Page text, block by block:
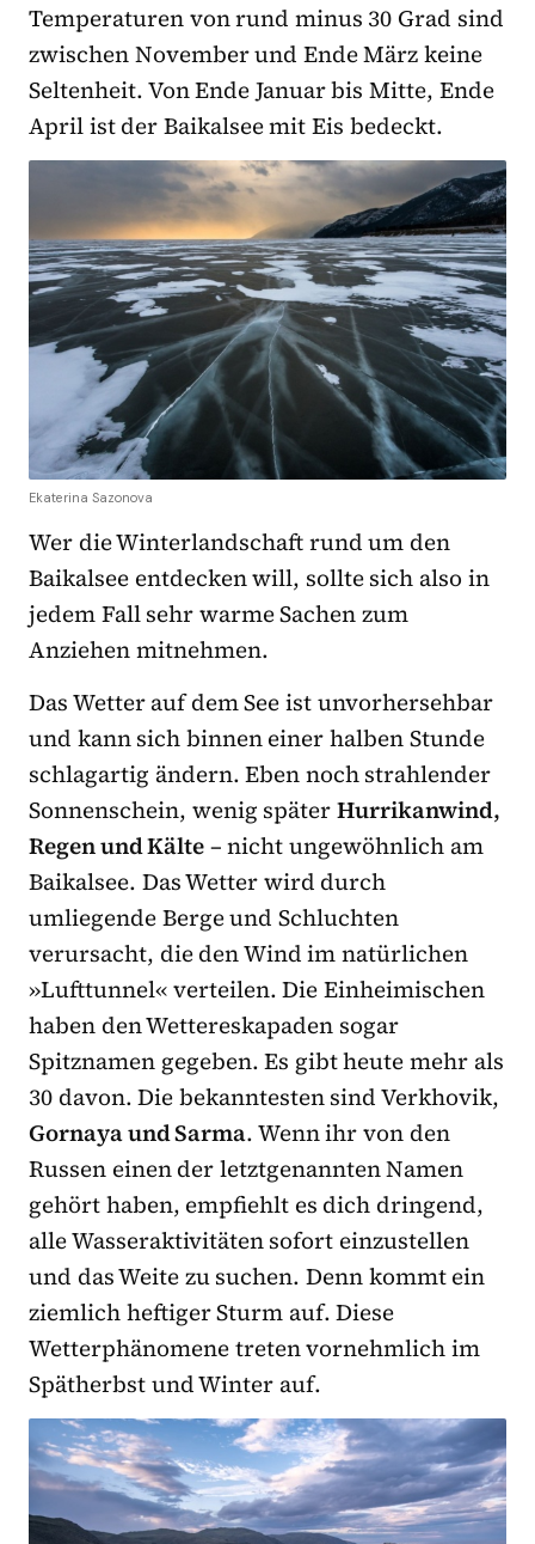
Temperaturen von rund minus 30 Grad sind
zwischen November und Ende März keine
Seltenheit. Von Ende Januar bis Mitte, Ende
April ist der Baikalsee mit Eis bedeckt.
Ekaterina Sazonova
Wer die Winterlandschaft rund um den
Baikalsee entdecken will, sollte sich also in
jedem Fall sehr warme Sachen zum
Anziehen mitnehmen.
Das Wetter auf dem See ist unvorhersehbar
und kann sich binnen einer halben Stunde
schlagartig ändern. Eben noch strahlender
Sonnenschein, wenig späterHurrikanwind,
Regen und Kälte– nicht ungewöhnlich am
Baikalsee. Das Wetter wird durch
umliegende Berge und Schluchten
verursacht, die den Wind im natürlichen
»Lufttunnel« verteilen. Die Einheimischen
haben den Wettereskapaden sogar
Spitznamen gegeben. Es gibt heute mehr als
30 davon. Die bekanntesten sind Verkhovik,
Gornaya und Sarma. Wenn ihr von den
Russen einen der letztgenannten Namen
gehört haben, empfiehlt es dich dringend,
alle Wasseraktivitäten sofort einzustellen
und das Weite zu suchen. Denn kommt ein
ziemlich heftiger Sturm auf. Diese
Wetterphänomene treten vornehmlich im
Spätherbst und Winter auf.